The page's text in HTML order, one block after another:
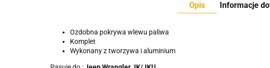
Opis Informacje
Ozdobna pokrywa wlewu paliwa
Komplet
Wykonany z tworzywa i aluminium